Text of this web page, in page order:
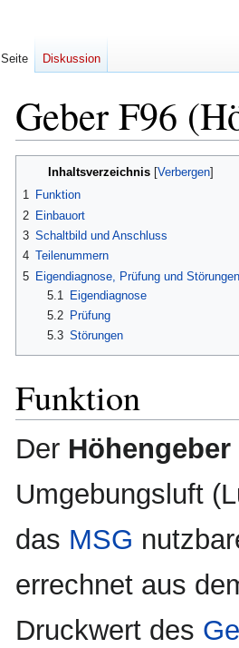
Geber F96
Inhaltsverzeichnis
1 Funktion
2 Einbauort
3 Schaltbild und Anschluss
4 Teilenummern
5 Eigendiagnose, Prüfung und Störungen
5.1
Eigendiagnose
5.2
Prüfung
5.3 Störungen
Funktion
Der Höhengeber
Umgebungsluft
das MSG
errechnet aus
Druckwert des
Seite Diskussion